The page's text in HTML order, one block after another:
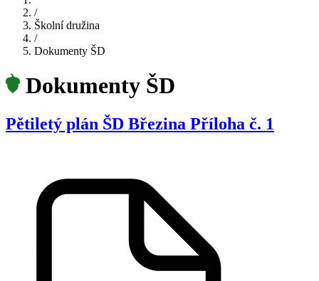
/
Školní družina
/
Dokumenty ŠD
Dokumenty ŠD
Pětiletý plán ŠD Březina Příloha č. 1